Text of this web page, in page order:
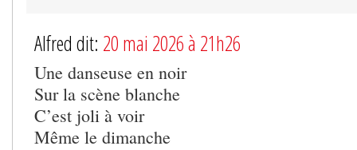
Alfred dit: 20 mai 2026 à 21h26
Une danseuse en noir
Sur la scène blanche
C’est joli à voir
Même le dimanche